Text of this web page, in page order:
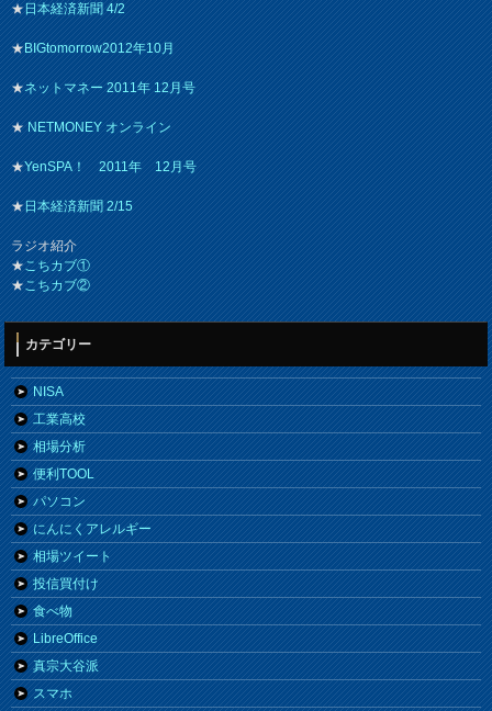
★日本経済新聞 4/2
★BIGtomorrow2012年10月
★ネットマネー 2011年 12月号
★NETMONEY オンライン
★YenSPA！ 2011年 12月号
★日本経済新聞 2/15
ラジオ紹介
★こちカブ①
★こちカブ②
カテゴリー
NISA
工業高校
相場分析
便利TOOL
パソコン
にんにくアレルギー
相場ツイート
投信買付け
食べ物
LibreOffice
真宗大谷派
スマホ